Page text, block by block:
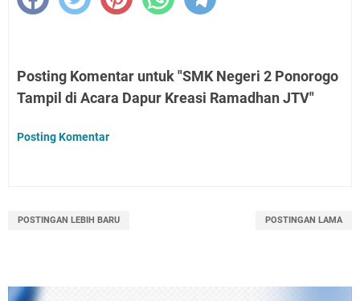
Posting Komentar untuk "SMK Negeri 2 Ponorogo
Tampil di Acara Dapur Kreasi Ramadhan JTV"
Posting Komentar
POSTINGAN LEBIH BARU POSTINGAN LAMA